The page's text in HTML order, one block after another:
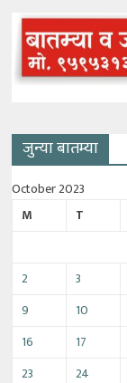
जुन्या बातम्या
October 2023
M
T
2
3
9
10
16
17
23
24